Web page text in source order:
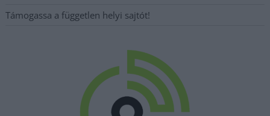
Támogassa a független helyi sajtót!